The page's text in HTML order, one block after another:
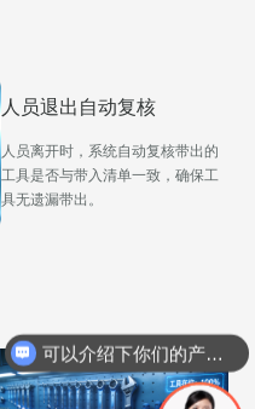
人员退出自动复核
人员离开时，系统自动复核带出的
工具是否与带入清单一致，确保工
具无遗漏带出。
可以介绍下你们的产品么